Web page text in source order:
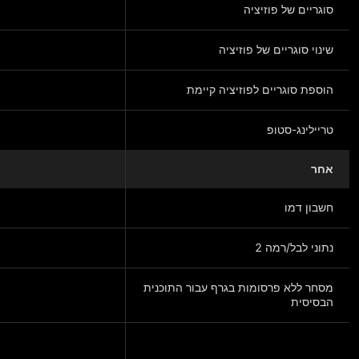
סוגריים של פוזיציה
שינוי סוגריים של פוזיציה
הוספת סוגריים לפוזיציה קיימת
טריילינג-סטופ
אחר
חשבון דמו
נתוני לבל/רמה 2
מסחר ללא פרסומות בגרף עבור התוכנית
הבסיסית